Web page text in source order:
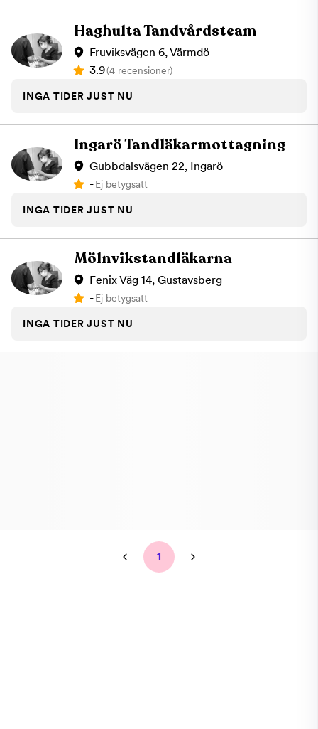
Haghulta Tandvårdsteam
Fruviksvägen 6, Värmdö
3.9(4 recensioner)
INGA TIDER JUST NU
Ingarö Tandläkarmottagning
Gubbdalsvägen 22, Ingarö
-Ej betygsatt
INGA TIDER JUST NU
Mölnvikstandläkarna
Fenix Väg 14, Gustavsberg
-Ej betygsatt
INGA TIDER JUST NU
1